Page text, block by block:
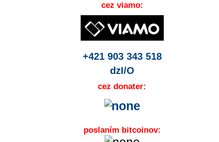
cez viamo:
+421 903 343 518
dzI/O
cez donater:
poslaním bitcoinov: